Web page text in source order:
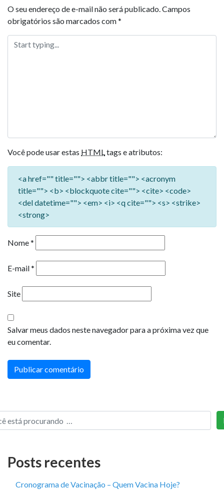
O seu endereço de e-mail não será publicado.Campos
obrigatórios são marcados com*
Você pode usar estas HTMLtags e atributos:
<a href="" title=""> <abbr title=""> <acronym
title=""> <b> <blockquote cite=""> <cite> <code>
<del datetime=""> <em> <i> <q cite=""> <s> <strike>
<strong>
Nome*
E-mail*
Site
Salvar meus dados neste navegador para a próxima vez que
eu comentar.
Posts recentes
Cronograma de Vacinação – Quem Vacina Hoje?